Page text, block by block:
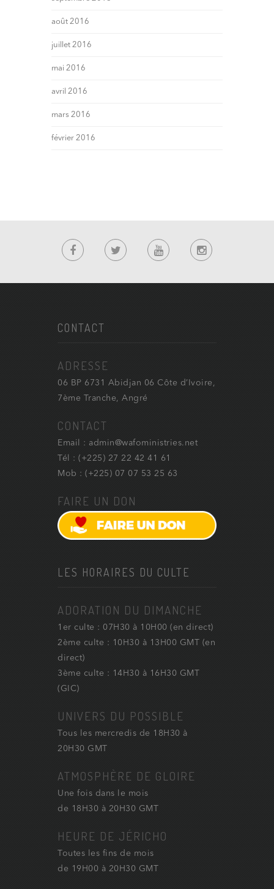
août 2016
juillet 2016
mai 2016
avril 2016
mars 2016
février 2016
CONTACT
ADRESSE
06 BP 6731 Abidjan 06 Côte d’Ivoire,
7ème Tranche, Angré
CONTACT
Email : admin@wafoministries.net
Tél : (+225) 27 22 42 41 61
Mob : (+225) 07 07 53 25 63
FAIRE UN DON
LES HORAIRES DU CULTE
ADORATION DU DIMANCHE
1er culte : 07H30 à 10H00 (en direct)
2ème culte : 10H30 à 13H00 GMT (en
direct)
3ème culte : 14H30 à 16H30 GMT
(GIC)
UNIVERS DU POSSIBLE
Tous les mercredis de 18H30 à
20H30 GMT
ATMOSPHÈRE DE GLOIRE
Une fois dans le mois
de 18H30 à 20H30 GMT
HEURE DE JÉRICHO
Toutes les fins de mois
de 19H00 à 20H30 GMT